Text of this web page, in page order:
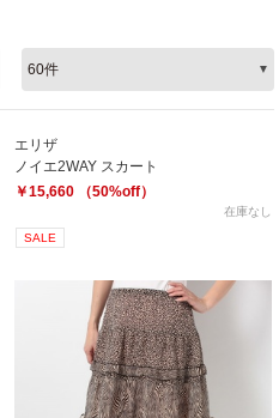
エリザ
ノイエ2WAY スカート
￥15,660 （50%off）
在庫なし
SALE